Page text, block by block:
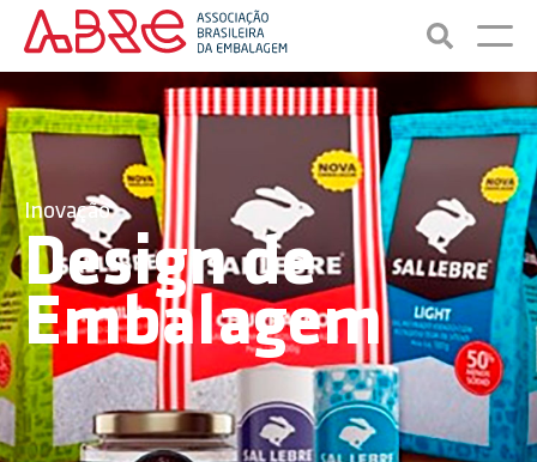
Inovação
Design de
Embalagem